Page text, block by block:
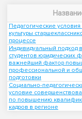
Педагогические
культуры
процессе
Индивидуальный подход
студентов юридических
важнейший фактор
профессиональной и
подготовки
Социально-
условие
по повышению
кадров в регионе